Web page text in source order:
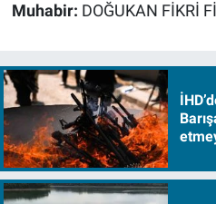
Muhabir: DOĞUKAN FİKRİ